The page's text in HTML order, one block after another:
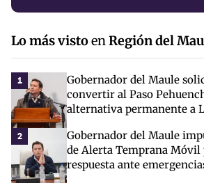
Lo más vistoen Región del
1
Gobernador del Maule
convertir al Paso
alternativa permanente a
2
Gobernador del Maule
de Alerta Temprana
respuesta ante